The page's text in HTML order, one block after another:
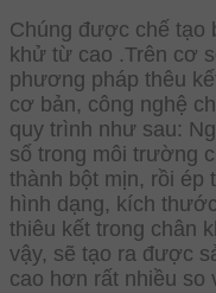
Chúng được chế tạo
khử từ cao .Trên cơ
phương pháp thêu
cơ bản, công nghệ
quy trình như sau:
số trong môi trường
thành bột mịn, rồi ép
hình dạng, kích
thiêu kết trong chân
vậy, sẽ tạo ra được
cao hơn rất nhiều so